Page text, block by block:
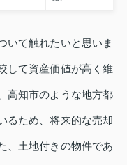
いて触れたいと思いま
して資産価値が高く維
高知市のような地方都
るため、将来的な売却
、土地付きの物件であ